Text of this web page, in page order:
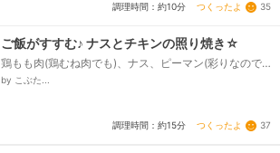
調理時間：約10分 つくったよ 35
ご飯がすすむ♪ ナスとチキンの照り焼き☆
鶏もも肉(鶏むね肉でも)、ナス、ピーマン(彩りなので
あれば)、サラダ油、塩コショウ、<合わせ調味料○>、
by こぶた...
調理時間：約15分 つくったよ 37